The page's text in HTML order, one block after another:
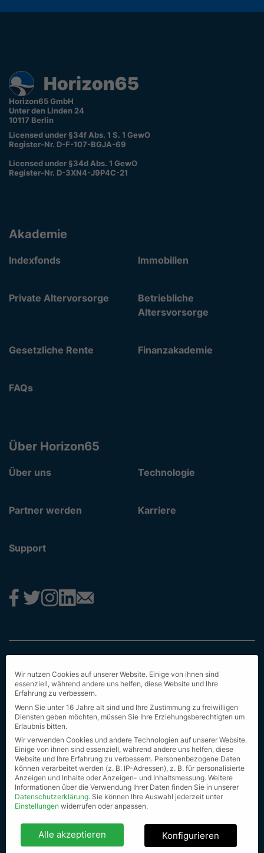
Horizon65 GmbH
Unter den Linden 24
10117 Berlin
Licensed under §34f Abs. 1 S. 1 GewO
Register-Nr. D-F-107-BGJA-69
Licensed under §34d Abs. 1 GewO
Register-Nr. D-3XN4-J9P4C-21
Akademie
Indexfonds Immobilien
Private Altervorsorge
Betriebliche
Altersvorsorge
Gesetzliche Rente Finanzakademie
FAQs
Über Horizon65
Über uns Technologie
Partner werden Karriere
Support
Impressum
Datenschutz
AGB
Erstinformation
Nachhaltigkeit
Seit Sitemap
© Alle Rechte vorbehalten 2023
Wir nutzen Cookies auf unserer Website. Einige von ihnen sind
essenziell, während andere uns helfen, diese Website und Ihre
Erfahrung zu verbessern.
Wenn Sie unter 16 Jahre alt sind und Ihre Zustimmung zu freiwilligen
Diensten geben möchten, müssen Sie Ihre Erziehungsberechtigten um
Erlaubnis bitten.
Wir verwenden Cookies und andere Technologien auf unserer Website.
Einige von ihnen sind essenziell, während andere uns helfen, diese
Website und Ihre Erfahrung zu verbessern. Personenbezogene Daten
können verarbeitet werden (z. B. IP-Adressen), z. B. für personalisierte
Anzeigen und Inhalte oder Anzeigen- und Inhaltsmessung. Weitere
Informationen über die Verwendung Ihrer Daten finden Sie in unserer
Datenschutzerklärung. Sie können Ihre Auswahl jederzeit unter
Einstellungen widerrufen oder anpassen.
Datenschutzeinstellungen
Alle akzeptieren Konfigurieren